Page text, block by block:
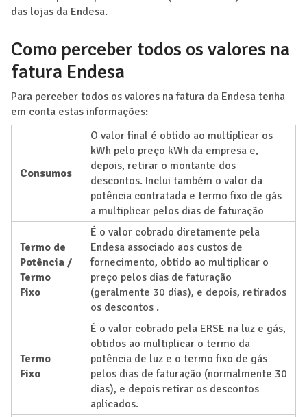
das lojas da Endesa.
Como perceber todos os valores na
fatura Endesa
Para perceber todos os valores na fatura da Endesa tenha
em conta estas informações:
Consumos
O valor final é obtido ao multiplicar os
kWh pelo preço kWh da empresa e,
depois, retirar o montante dos
descontos. Inclui também o valor da
potência contratada e termo fixo de gás
a multiplicar pelos dias de faturação
Termo de
Potência /
Termo
Fixo
É o valor cobrado diretamente pela
Endesa associado aos custos de
fornecimento, obtido ao multiplicar o
preço pelos dias de faturação
(geralmente 30 dias), e depois, retirados
os descontos .
Termo
Fixo
É o valor cobrado pela ERSE na luz e gás,
obtidos ao multiplicar o termo da
potência de luz e o termo fixo de gás
pelos dias de faturação (normalmente 30
dias), e depois retirar os descontos
aplicados.